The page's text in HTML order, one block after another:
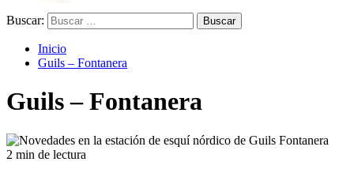
Buscar:
Inicio
Guils – Fontanera
Guils – Fontanera
2 min de lectura